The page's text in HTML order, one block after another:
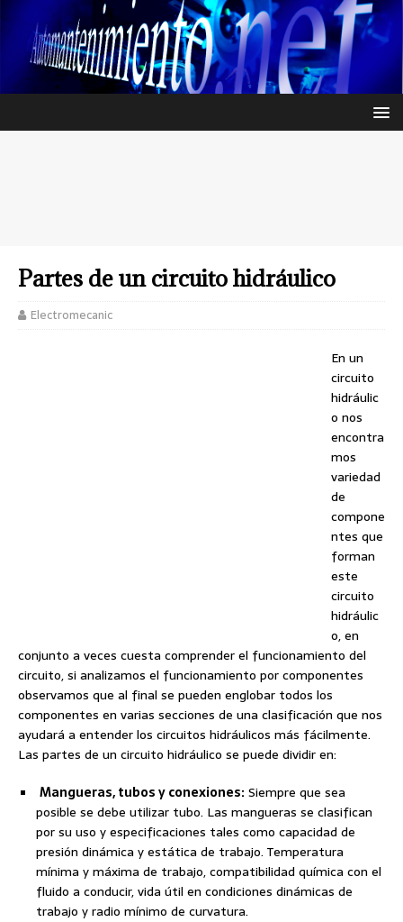
Partes de un circuito hidráulico
Electromecanic
En un
circuito
hidráulic
o nos
encontra
mos
variedad
de
compone
ntes que
forman
este
circuito
hidráulic
o, en
conjunto a veces cuesta comprender el funcionamiento del
circuito, si analizamos el funcionamiento por componentes
observamos que al final se pueden englobar todos los
componentes en varias secciones de una clasificación que nos
ayudará a entender los circuitos hidráulicos más fácilmente.
Las partes de un circuito hidráulico se puede dividir en:
Mangueras, tubos y conexiones:Siempre que sea
posible se debe utilizar tubo. Las mangueras se clasifican
por su uso y especificaciones tales como capacidad de
presión dinámica y estática de trabajo. Temperatura
mínima y máxima de trabajo, compatibilidad química con el
fluido a conducir, vida útil en condiciones dinámicas de
trabajo y radio mínimo de curvatura.